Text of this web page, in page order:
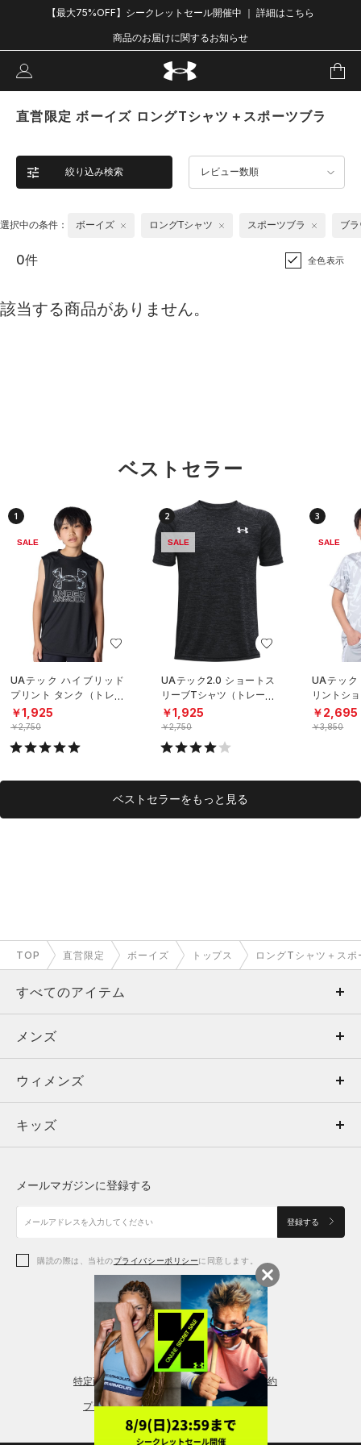
【最大75%OFF】シークレットセール開催中 ｜ 詳細はこちら
商品のお届けに関するお知らせ
直営限定 ボーイズ ロングTシャツ＋スポーツブラ
絞り込み検索 レビュー数順
選択中の条件： ボーイズ ロングTシャツ スポーツブラ ブ
0件 全色表示
該当する商品がありません。
ベストセラー
1
SALE
UAテック ハイブリッド
プリント タンク（トレー
ニング/BOYS）
￥1,925
￥2,750
2
SALE
UAテック2.0 ショートス
リーブTシャツ（トレーニ
ング/KIDS）
￥1,925
￥2,750
3
SALE
UAテック
リントシ
シャツ（
OYS）
￥2,695
￥3,850
ベストセラーをもっと見る
TOP 直営限定 ボーイズ トップス ロングTシャツ＋スポ
すべてのアイテム
メンズ
ウィメンズ
キッズ
アクセサリー
メンズ
トップス
ボトムス
アクセサリー
ウィメンズ
トップス
シューズ
アクセサリー
レギンス＆タイツ
キッズ
シューズ
メールマガジンに登録する
登録する
購読の際は、当社のプライバシーポリシーに同意します。
特定商取引法に基づく通販の表記 会員規約
プライバシーポリシー